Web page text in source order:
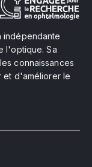
indépendante
l'optique. Sa
connaissances
et d'améliorer le